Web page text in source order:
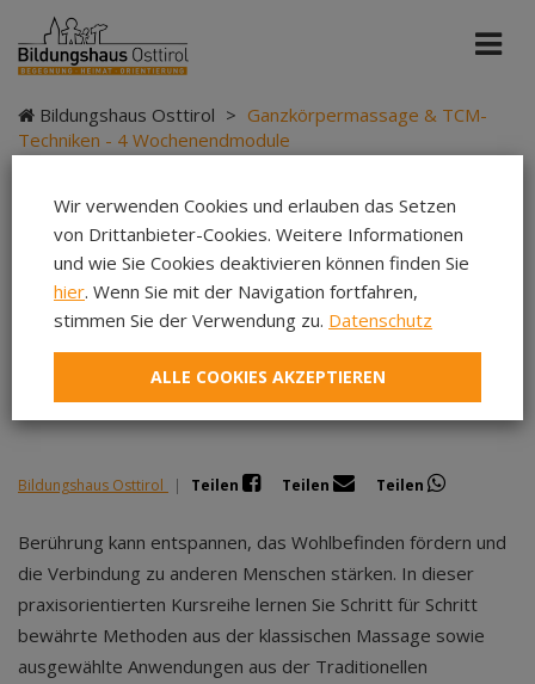
Bildungshaus Osttirol > Ganzkörpermassage & TCM-
Techniken - 4 Wochenendmodule
Ganzkörpermassage &
TCM-Techniken - 4
Wochenendmodule
Bildungshaus Osttirol | Teilen Teilen Teilen
Berührung kann entspannen, das Wohlbefinden fördern und
die Verbindung zu anderen Menschen stärken. In dieser
praxisorientierten Kursreihe lernen Sie Schritt für Schritt
bewährte Methoden aus der klassischen Massage sowie
ausgewählte Anwendungen aus der Traditionellen
Wir verwenden Cookies und erlauben das Setzen
von Drittanbieter-Cookies. Weitere Informationen
und wie Sie Cookies deaktivieren können finden Sie
hier. Wenn Sie mit der Navigation fortfahren,
stimmen Sie der Verwendung zu. Datenschutz
ALLE COOKIES AKZEPTIEREN